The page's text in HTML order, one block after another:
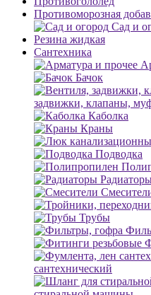
Противоморозная
Сад и
Резина жидкая
Сантехника
Бачок
задвижки, клапаны,
Каболка
Краны
Подводка
Трубы
сантехнический